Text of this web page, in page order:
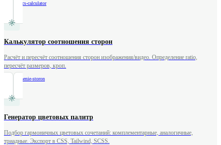
ux-metrics-calculator
Калькулятор соотношения сторон
Расчёт и пересчёт соотношения сторон изображения/видео. Определение ratio,
пересчёт размеров, кроп.
sootnoshenie-storon
Генератор цветовых палитр
Подбор гармоничных цветовых сочетаний: комплементарные, аналогичные,
триадные. Экспорт в CSS, Tailwind, SCSS.